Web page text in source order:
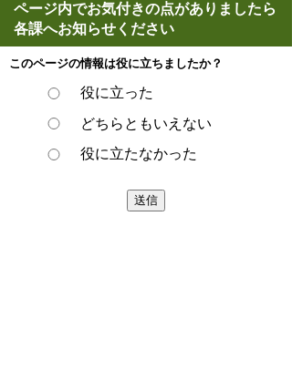
ページ内でお気付きの点がありましたら
各課へお知らせください
このページの情報は役に立ちましたか？
役に立った
どちらともいえない
役に立たなかった